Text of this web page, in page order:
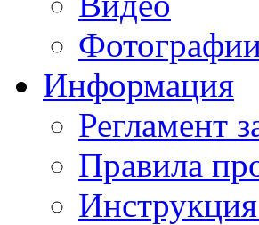
Информация
Регламент
Правила